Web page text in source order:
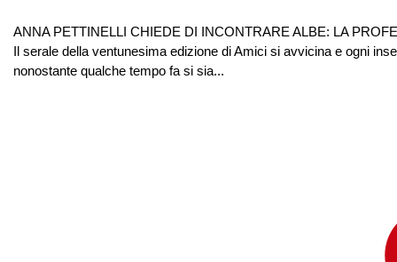
ANNA PETTINELLI CHIEDE DI INCONTRARE ALBE: LA
Il serale della ventunesima edizione di Amici si avvicina e ogni
nonostante qualche tempo fa si sia...